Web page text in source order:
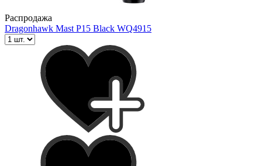
Распродажа
Dragonhawk Mast P15 Black WQ4915